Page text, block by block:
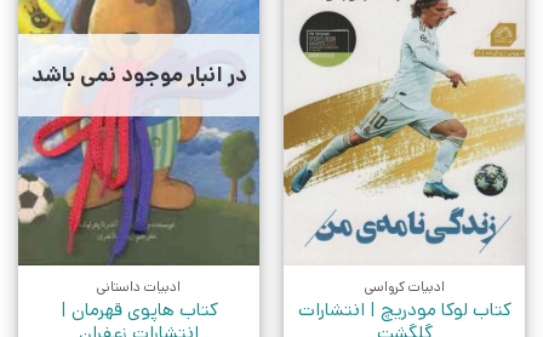
ادبیات کرواسی
کتاب لوکا مودریچ | انتشارات
در انبار موجود نمی باشد
ادبیات داستانی
کتاب هاپوی قهرمان |